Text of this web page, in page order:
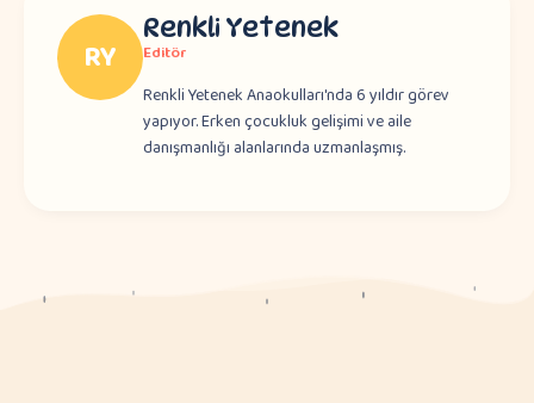
RY
Renkli Yetenek
Editör
Renkli Yetenek Anaokulları'nda 6 yıldır görev
yapıyor. Erken çocukluk gelişimi ve aile
danışmanlığı alanlarında uzmanlaşmış.